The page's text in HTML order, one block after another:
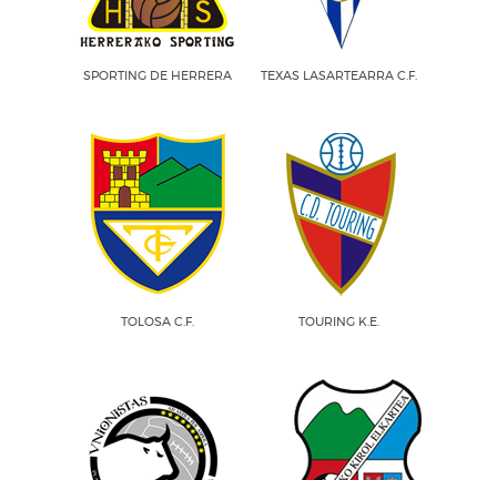
SPORTING DE HERRERA TEXAS LASARTEARRA C.F.
TOLOSA C.F. TOURING K.E.